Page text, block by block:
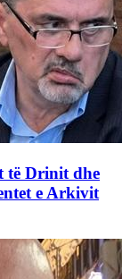
Drinit dhe
e Arkivit